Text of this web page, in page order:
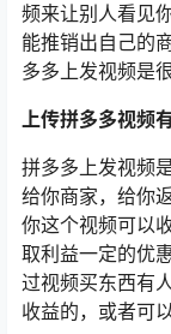
频来让别人看见
能推销出自己的
多多上发视频是
上传拼多多视频
拼多多上发视频
给你商家，给你
你这个视频可以
取利益一定的优
过视频买东西有
收益的，或者可